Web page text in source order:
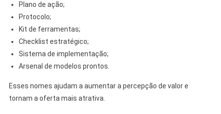
Plano de ação;
Protocolo;
Kit de ferramentas;
Checklist estratégico;
Sistema de implementação;
Arsenal de modelos prontos.
Esses nomes ajudam a aumentar a percepção de valor e
tornam a oferta mais atrativa.